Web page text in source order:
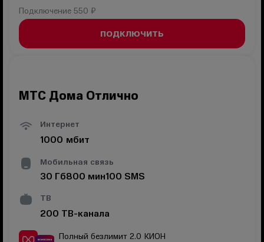
Подключение 550 ₽
ПОДКЛЮЧИТЬ
МТС Дома Отлично
Интернет
1000 мбит
Мобильная связь
30 Гб800 мин100 SMS
ТВ
200 ТВ-канала
Полный безлимит 2.0 КИОН